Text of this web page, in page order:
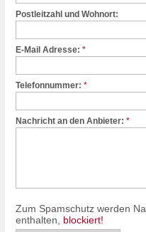
Postleitzahl und Wohnort:
E-Mail Adresse: *
Telefonnummer: *
Nachricht an den Anbieter: *
Zum Spamschutz werden
enthalten, blockiert!